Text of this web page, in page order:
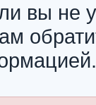
вы не